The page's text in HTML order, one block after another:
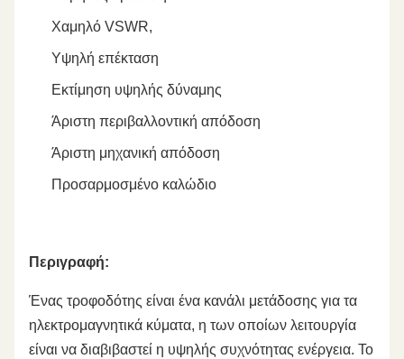
Χαμηλό VSWR,
Υψηλή επέκταση
Εκτίμηση υψηλής δύναμης
Άριστη περιβαλλοντική απόδοση
Άριστη μηχανική απόδοση
Προσαρμοσμένο καλώδιο
Περιγραφή:
Ένας τροφοδότης είναι ένα κανάλι μετάδοσης για τα
ηλεκτρομαγνητικά κύματα, η των οποίων λειτουργία
είναι να διαβιβαστεί η υψηλής συχνότητας ενέργεια. Το